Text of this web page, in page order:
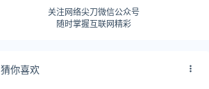
关注网络尖刀微信公众号
随时掌握互联网精彩
猜你喜欢